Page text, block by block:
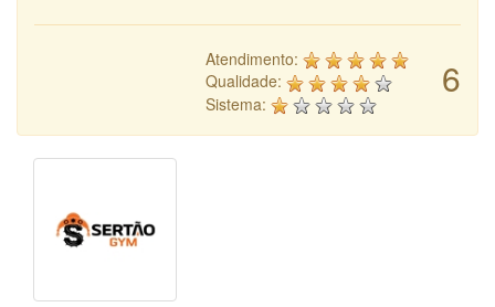
6
Atendimento:
Qualidade:
Sistema: